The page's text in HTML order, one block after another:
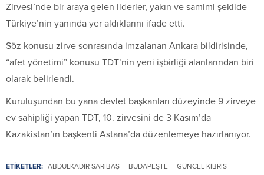
Zirvesi’nde bir araya gelen liderler, yakın ve samimi şekilde
Türkiye’nin yanında yer aldıklarını ifade etti.
Söz konusu zirve sonrasında imzalanan Ankara bildirisinde,
“afet yönetimi” konusu TDT’nin yeni işbirliği alanlarından biri
olarak belirlendi.
Kuruluşundan bu yana devlet başkanları düzeyinde 9 zirveye
ev sahipliği yapan TDT, 10. zirvesini de 3 Kasım’da
Kazakistan’ın başkenti Astana’da düzenlemeye hazırlanıyor.
ETİKETLER: ABDULKADIR SARIBAŞ BUDAPEŞTE
GÜNCEL KIBRIS